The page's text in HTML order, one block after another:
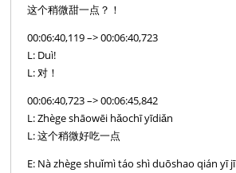
这个稍微甜一点？！
00:06:40,119 –> 00:06:40,723
L: Duì!
L: 对！
00:06:40,723 –> 00:06:45,842
L: Zhège shāowēi hǎochī yīdiǎn
L: 这个稍微好吃一点
E: Nà zhège shuǐmì táo shì duōshao qián yī